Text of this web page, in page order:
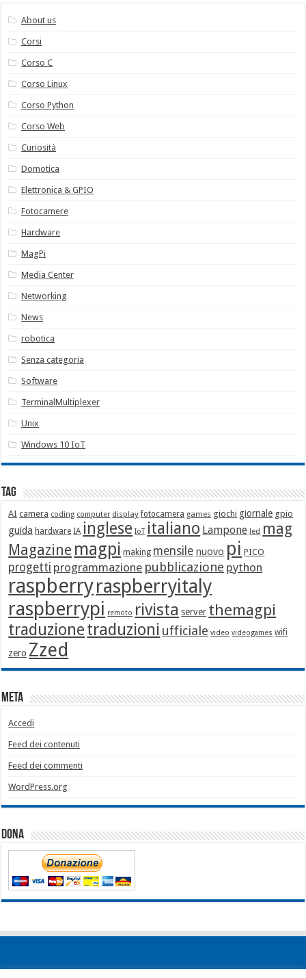
About us
Corsi
Corso C
Corso Linux
Corso Python
Corso Web
Curiosità
Domotica
Elettronica & GPIO
Fotocamere
Hardware
MagPi
Media Center
Networking
News
robotica
Senza categoria
Software
TerminalMultiplexer
Unix
Windows 10 IoT
Tag
AI camera coding computer display fotocamera games giochi giornale gpio
guida hardware IA inglese IoT italiano Lampone led mag
Magazine magpi making mensile nuovo pi PICO
progetti programmazione pubblicazione python
raspberryraspberryitaly
raspberrypi remoto rivista server themagpi
traduzionetraduzioni ufficiale video videogames wifi
zero Zzed
Meta
Accedi
Feed dei contenuti
Feed dei commenti
WordPress.org
Dona